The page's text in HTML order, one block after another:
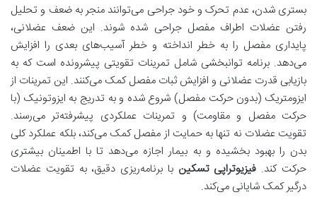
بستری شدن، عدم تحرک و خود جراحی می‌توانند منجر به ضعف و تحلیل
رفتن عضلات اطراف مفصل جراحی شده شوند. این ضعف عضلانی،
پایداری مفصل را به خطر انداخته و خطر آسیب‌های بعدی را افزایش
می‌دهد. برنامه توانبخشی شامل تمرینات تقویتی پیشرونده است که به
بازیابی قدرت عضلانی و افزایش ثبات مفصل کمک می‌کنند. این تمرینات از
ایزومتریک (بدون حرکت مفصل) شروع شده و به تدریج به ایزوتونیک (با
حرکت مفصل و مقاومت) و تمرینات عملکردی پیشرفته‌تر می‌رسند.
تقویت عضلات نه تنها به حمایت از مفصل کمک می‌کند، بلکه عملکرد کلی
بدن را بهبود بخشیده و به بیمار اجازه می‌دهد تا با اطمینان بیشتری
حرکت کند. فیزیوتراپی تسکین با برنامه‌ریزی دقیق، به تقویت عضلات
درگیر کمک شایانی می‌کند.